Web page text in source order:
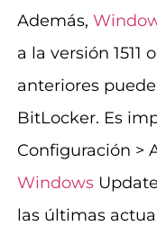
Además,
a la versión 1511
anteriores
BitLocker. Es
Configuración >
Windows
las últimas